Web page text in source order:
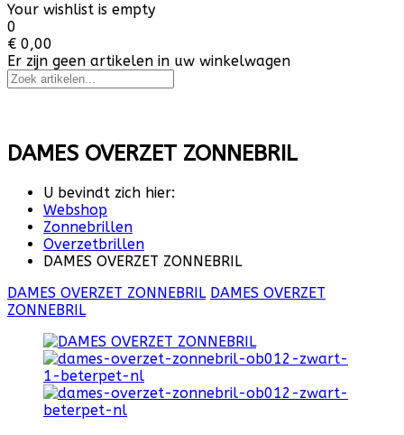
Your wishlist is empty
0
€ 0,00
Er zijn geen artikelen in uw winkelwagen
DAMES OVERZET ZONNEBRIL
U bevindt zich hier:
Webshop
Zonnebrillen
Overzetbrillen
DAMES OVERZET ZONNEBRIL
DAMES OVERZET ZONNEBRIL DAMES OVERZET
ZONNEBRIL